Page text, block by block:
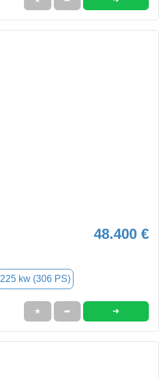
48.400 €
225 kw (306 PS)
★ ➦ ➜